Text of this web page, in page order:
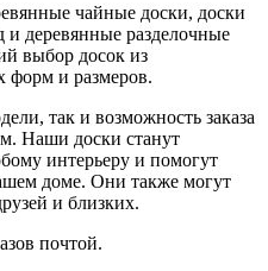
чайные доски, доски
и деревянные разделочные
выбор досок из
форм и размеров.
так и возможность заказа
Наши доски станут
интерьеру и помогут
доме. Они также могут
и близких.
почтой.